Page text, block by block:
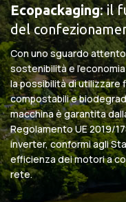
Ecopackaging: il
del
Con uno sguardo
sostenibilità e
la possibilità di utilizzare
compostabili e
macchina è garantita
Regolamento UE 2019/
inverter, conformi agli
efficienza dei motori a
rete.